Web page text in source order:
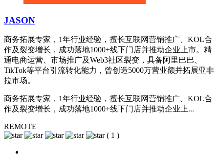
JASON
商务拓展专家，1年行业经验，擅长互联网营销推广、KOL合
作及裂变增长，成功落地1000+线下门店并推动企业上市。精
通电商运营、市场推广及Web3社区裂变，具备阿里巴巴、
TikTok等平台引流转化能力，曾创造5000万营业额并拓展亚非
拉市场。
商务拓展专家，1年行业经验，擅长互联网营销推广、KOL合
作及裂变增长，成功落地1000+线下门店并推动企业上...
REMOTE
( 1 )